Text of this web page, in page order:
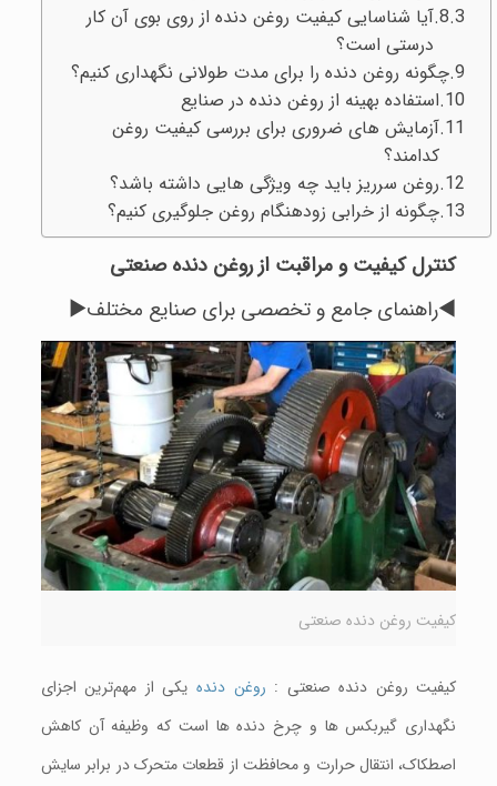
آیا شناسایی کیفیت روغن دنده از روی بوی آن کار
درستی است؟
چگونه روغن دنده را برای مدت طولانی نگهداری کنیم؟
استفاده بهینه از روغن دنده در صنایع
آزمایش‌ های ضروری برای بررسی کیفیت روغن
کدامند؟
روغن سرریز باید چه ویژگی‌ هایی داشته باشد؟
چگونه از خرابی زودهنگام روغن جلوگیری کنیم؟
کنترل کیفیت و مراقبت از روغن دنده صنعتی
◄راهنمای جامع و تخصصی برای صنایع مختلف►
کیفیت روغن دنده صنعتی
کیفیت روغن دنده صنعتی : روغن دنده یکی از مهم‌ترین اجزای
نگهداری گیربکس ها و چرخ دنده ها است که وظیفه آن کاهش
اصطکاک، انتقال حرارت و محافظت از قطعات متحرک در برابر سایش